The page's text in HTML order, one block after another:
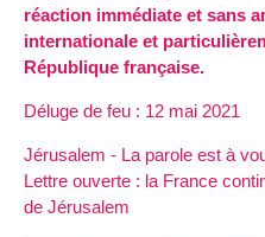
réaction immédiate et sans
internationale et
République française.
Déluge de feu : 12 mai 2021
Jérusalem - La parole est à
Lettre ouverte : la France
de Jérusalem